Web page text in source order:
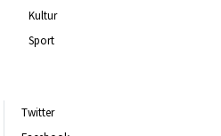
Kultur
Sport
Twitter